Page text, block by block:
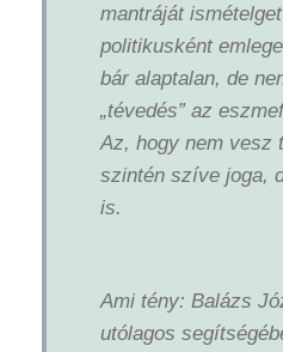
mantráját
politikusként
bár alaptalan, de
„tévedés” az
Az, hogy nem vesz
szintén szíve joga,
is.
Ami tény: Balázs
utólagos